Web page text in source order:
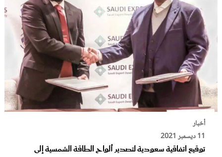
أخبار
11 ديسمبر 2021
توقيع اتفاقية سعودية لتصدير ألواح الطاقة الشمسية إلى